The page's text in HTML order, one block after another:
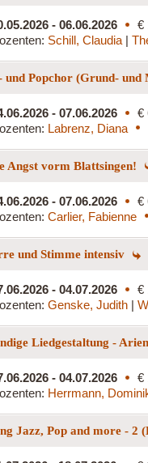
- 06.06.2026
€
Schill, Claudia |
und Popchor (Grund- und
- 07.06.2026
€
Labrenz, Diana
Angst vorm Blattsingen!
- 07.06.2026
€
Carlier, Fabienne
und Stimme intensiv
- 04.07.2026
€
Genske, Judith |
Liedgestaltung -
- 04.07.2026
€
Herrmann,
Jazz, Pop and more -